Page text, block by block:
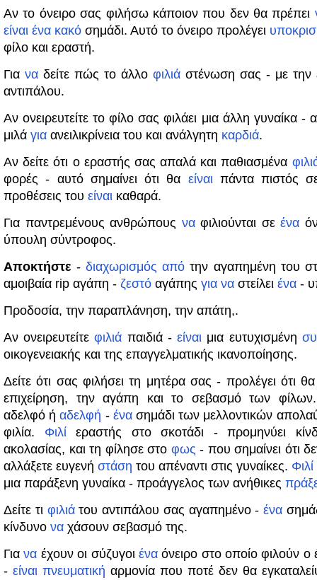
Αν το όνειρο σας φιλήσω κάποιον που δεν θα πρέπει
είναι ένα κακό σημάδι. Αυτό το όνειρο προλέγει
φίλο και εραστή.
Για να δείτε πώς το άλλο φιλιά στένωση σας - με την
αντιπάλου.
Αν ονειρευτείτε το φίλο σας φιλάει μια άλλη γυναίκα -
μιλά για ανειλικρίνεια του και ανάλγητη καρδιά.
Αν δείτε ότι ο εραστής σας απαλά και παθιασμένα
φορές - αυτό σημαίνει ότι θα είναιπάντα πιστός
προθέσεις του είναι καθαρά.
Για παντρεμένους ανθρώπους ναφιλιούνται σε ένα
ύπουλη σύντροφος.
Αποκτήστε-διαχωρισμός από την αγαπημένη του
αμοιβαία rip αγάπη - ζεστό αγάπης για να στείλει ένα -
Προδοσία, την παραπλάνηση, την απάτη,.
Αν ονειρευτείτεφιλιά παιδιά -είναι μια ευτυχισμένη
οικογενειακής και της επαγγελματικής ικανοποίησης.
Δείτε ότι σας φιλήσει τη μητέρα σας - προλέγει ότι
επιχείρηση, την αγάπη και το σεβασμό των
αδελφό ήαδελφή - ένασημάδι των μελλοντικών
φιλία. Φιλίεραστής στο σκοτάδι - προμηνύει
ακολασίας, και τη φίλησε στο φως - που σημαίνει ότι
αλλάξετε ευγενή στάση του απέναντι στις γυναίκες. Φιλί
μια παράξενη γυναίκα - προάγγελος των ανήθικες
Δείτε τι φιλιάτου αντιπάλου σας αγαπημένο - ένα
κίνδυνο να χάσουν σεβασμό της.
Γιανα έχουν οι σύζυγοι έναόνειρο στο οποίο φιλούν ο
- είναι πνευματική αρμονία που ποτέ δεν θα